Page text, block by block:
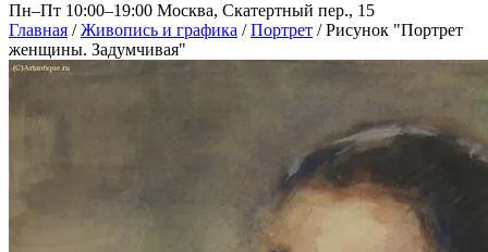
Пн–Пт 10:00–19:00 Москва, Скатертный пер., 15
Главная / Живопись и графика / Портрет / Рисунок "Портрет
женщины. Задумчивая"